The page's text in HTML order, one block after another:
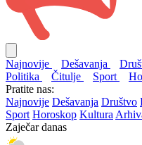
Najnovije Dešavanja
Politika
Čitulje Sport
Pratite nas:
Najnovije Dešavanja Društvo
Sport Horoskop Kultura
Zaječar danas